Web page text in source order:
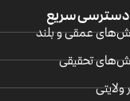
دسترسی سریع
عمقی و بلند
تحقیقی
ولایتی